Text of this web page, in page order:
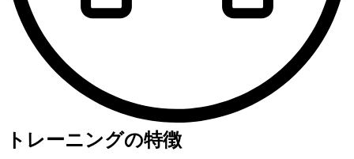
トレーニングの特徴